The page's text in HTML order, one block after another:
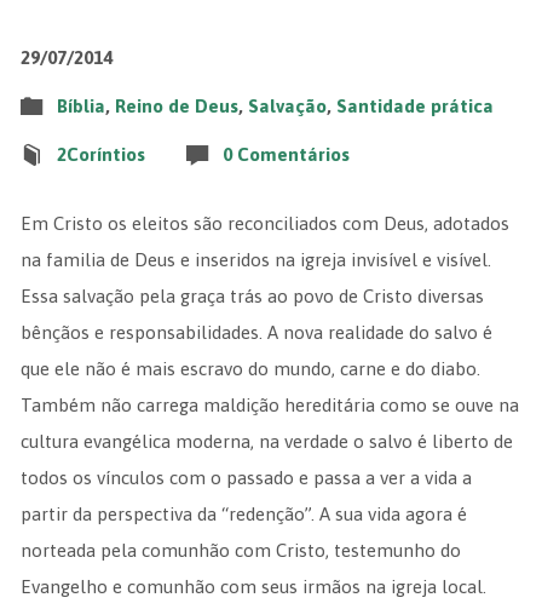
29/07/2014
Bíblia, Reino de Deus, Salvação, Santidade prática
2Coríntios 0 Comentários
Em Cristo os eleitos são reconciliados com Deus, adotados
na familia de Deus e inseridos na igreja invisível e visível.
Essa salvação pela graça trás ao povo de Cristo diversas
bênçãos e responsabilidades. A nova realidade do salvo é
que ele não é mais escravo do mundo, carne e do diabo.
Também não carrega maldição hereditária como se ouve na
cultura evangélica moderna, na verdade o salvo é liberto de
todos os vínculos com o passado e passa a ver a vida a
partir da perspectiva da “redenção”. A sua vida agora é
norteada pela comunhão com Cristo, testemunho do
Evangelho e comunhão com seus irmãos na igreja local.